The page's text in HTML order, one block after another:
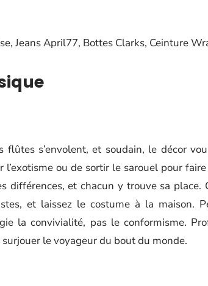
Jeans April77, Bottes Clarks, Ceinture
flûtes s’envolent, et soudain, le décor
l’exotisme ou de sortir le sarouel pour
différences, et chacun y trouve sa
et laissez le costume à la maison.
la convivialité, pas le conformisme.
le voyageur du bout du monde.